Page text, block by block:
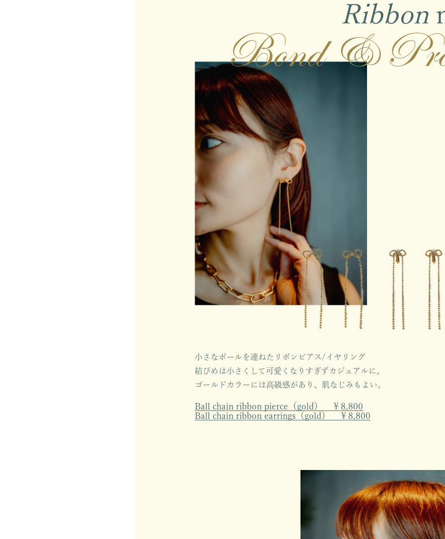
Ribbon
Bond &
小さなボールを連ねたリボンピアス/イヤリング
結びめは小さくして可愛くなりすぎずカジュアルに。
ゴールドカラーには高級感があり、肌なじみもよい。
Ball chain ribbon pierce（gold） ￥8,800
Ball chain ribbon earrings（gold） ￥8,800